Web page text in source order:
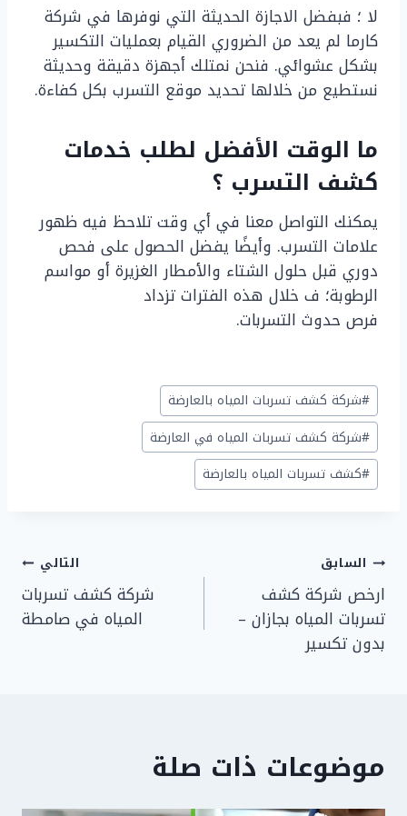
لا ؛ فبفضل الاجازة الحديثة التي نوفرها في شركة
كارما لم يعد من الضروري القيام بعمليات التكسير
بشكل عشوائي. فنحن نمتلك أجهزة دقيقة وحديثة
نستطيع من خلالها تحديد موقع التسرب بكل كفاءة.
ما الوقت الأفضل لطلب خدمات
كشف التسرب ؟
يمكنك التواصل معنا في أي وقت تلاحظ فيه ظهور
علامات التسرب. وأيضًا يفضل الحصول على فحص
دوري قبل حلول الشتاء والأمطار الغزيرة أو مواسم
الرطوبة؛ ف خلال هذه الفترات تزداد
فرص حدوث التسربات.
وسوم
المقال:
#شركة كشف تسربات المياه بالعارضة
#شركة كشف تسربات المياه في العارضة
#كشف تسربات المياه بالعارضة
تصفّح
المقالات
السابق
ارخص شركة كشف
تسربات المياه بجازان –
بدون تكسير
التالي
شركة كشف تسربات
المياه في صامطة
موضوعات ذات صلة